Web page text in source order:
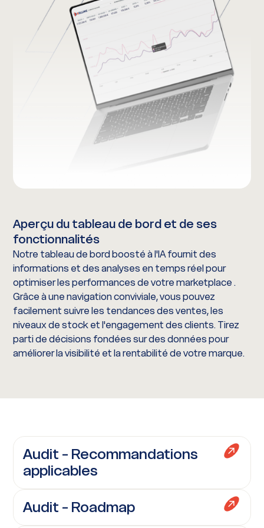
Aperçu du tableau de bord et de ses
fonctionnalités
Notre tableau de bord boosté à l'IA fournit des
informations et des analyses en temps réel pour
optimiser les performances de votre marketplace .
Grâce à une navigation conviviale, vous pouvez
facilement suivre les tendances des ventes, les
niveaux de stock et l'engagement des clients. Tirez
parti de décisions fondées sur des données pour
améliorer la visibilité et la rentabilité de votre marque.
Audit - Recommandations
applicables
Audit - Roadmap